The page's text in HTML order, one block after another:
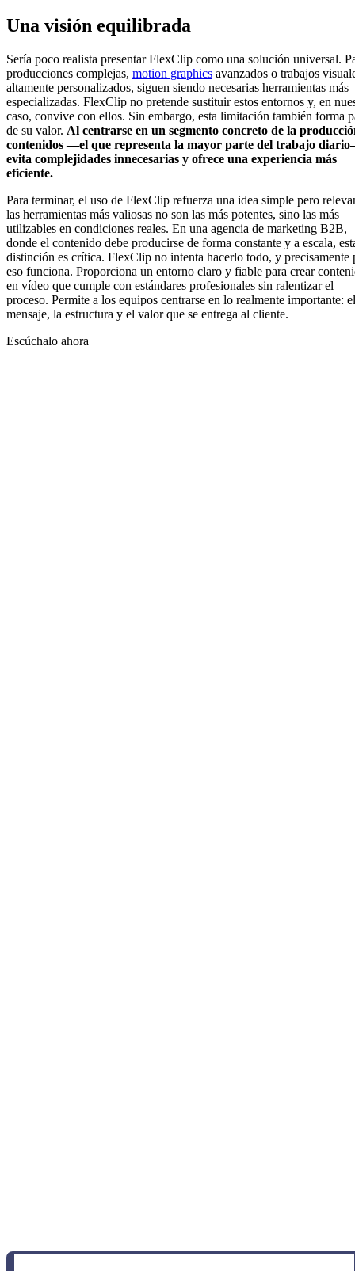
Una visión equilibrada
Sería poco realista presentar FlexClip como una solución universal.
producciones complejas, motion graphics avanzados o trabajos
altamente personalizados, siguen siendo necesarias herramientas más
especializadas. FlexClip no pretende sustituir estos entornos y, en
caso, convive con ellos. Sin embargo, esta limitación también forma
de su valor. Al centrarse en un segmento concreto de la
contenidos —el que representa la mayor parte del trabajo
evita complejidades innecesarias y ofrece una experiencia más
eficiente.
Para terminar, el uso de FlexClip refuerza una idea simple pero
las herramientas más valiosas no son las más potentes, sino las más
utilizables en condiciones reales. En una agencia de marketing B2B,
donde el contenido debe producirse de forma constante y a escala,
distinción es crítica. FlexClip no intenta hacerlo todo, y precisamente
eso funciona. Proporciona un entorno claro y fiable para crear
en vídeo que cumple con estándares profesionales sin ralentizar el
proceso. Permite a los equipos centrarse en lo realmente importante: el
mensaje, la estructura y el valor que se entrega al cliente.
Escúchalo ahora